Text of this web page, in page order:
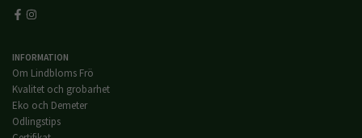
INFORMATION
Om Lindbloms Frö
Kvalitet och grobarhet
Eko och Demeter
Odlingstips